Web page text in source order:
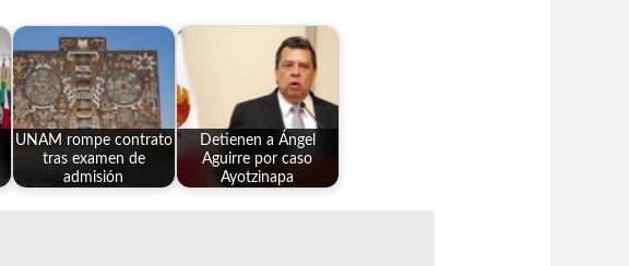
UNAM rompe contrato
tras examen de
admisión
Detienen a Ángel
Aguirre por caso
Ayotzinapa